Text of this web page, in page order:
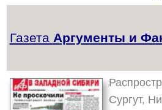
Газета Аргументы и
Сургут,